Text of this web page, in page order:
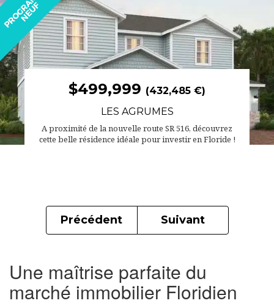
$499,999 (432,485 €)
LES AGRUMES
A proximité de la nouvelle route SR 516, découvrez
cette belle résidence idéale pour investir en Floride !
Précédent Suivant
Une maîtrise parfaite du
marché immobilier Floridien